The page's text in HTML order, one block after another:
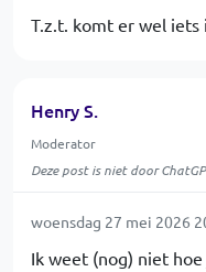
T.z.t. komt er wel
Henry S.
Moderator
Deze post is niet door
woensdag 27 mei 2026
Ik weet (nog) niet hoe